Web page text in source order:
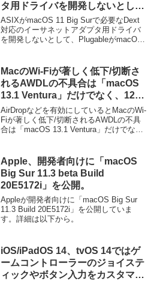
タ用ドライバを開発しないとし
て、PlugableがmacOS非対応と
すると発表。
ASIXがmacOS 11 Big Surで必要なDext
対応のイーサネットアダプタ用ドライバ
を開発しないとして、PlugableがmacOS
MacのWi-Fiが著しく低下/切断さ
れるAWDLの不具合は「macOS
13.1 Ventura」だけでなく、12月
リリースのmacOS Montereyや
Big Sur、iOS 16/15アップデート
で広く修正されたもよう。
AirDropなどを有効にしているとMacのWi-
Fiが著しく低下/切断されるAWDLの不具
合は「macOS 13.1 Ventura」だけでな
Apple、開発者向けに「macOS
Big Sur 11.3 beta Build
20E5172i」を公開。
Appleが開発者向けに「macOS Big Sur
11.3 Build 20E5172i」を公開していま
す。詳細は以下から。
iOS/iPadOS 14、tvOS 14ではゲ
ームコントローラーのジョイステ
ィックやボタン入力をカスタマイ